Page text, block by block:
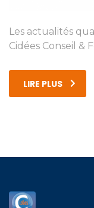
Les actualités
Cidées Conseil &
LIRE PLUS